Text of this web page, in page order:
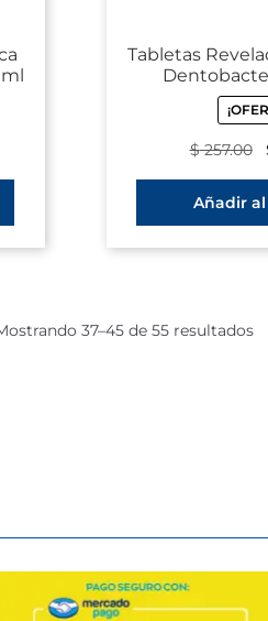
Tabletas
$257.00
Añadir
37–45 de 55 resultados